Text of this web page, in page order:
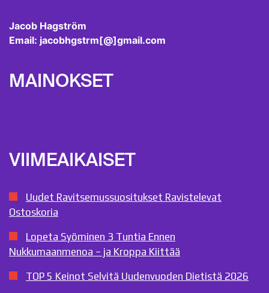
Jacob Hagström
Email: jacobhgstrm[@]gmail.com
MAINOKSET
VIIMEAIKAISET
Uudet Ravitsemussuositukset Ravistelevat
Ostoskoria
Lopeta Syöminen 3 Tuntia Ennen
Nukkumaanmenoa – ja Kroppa Kiittää
TOP 5 Keinot Selvitä Uudenvuoden Dietistä 2026